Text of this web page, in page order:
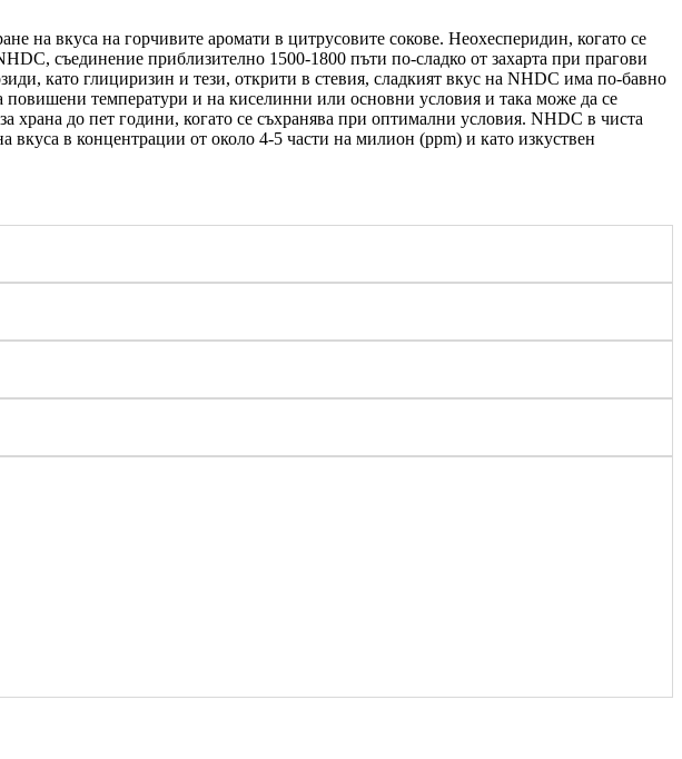
на вкуса на горчивите аромати в цитрусовите сокове. Неохесперидин, когато се
съединение приблизително 1500-1800 пъти по-сладко от захарта при прагови
като глициризин и тези, открити в стевия, сладкият вкус на NHDC има по-бавно
повишени температури и на киселинни или основни условия и така може да се
храна до пет години, когато се съхранява при оптимални условия. NHDC в чиста
вкуса в концентрации от около 4-5 части на милион (ppm) и като изкуствен